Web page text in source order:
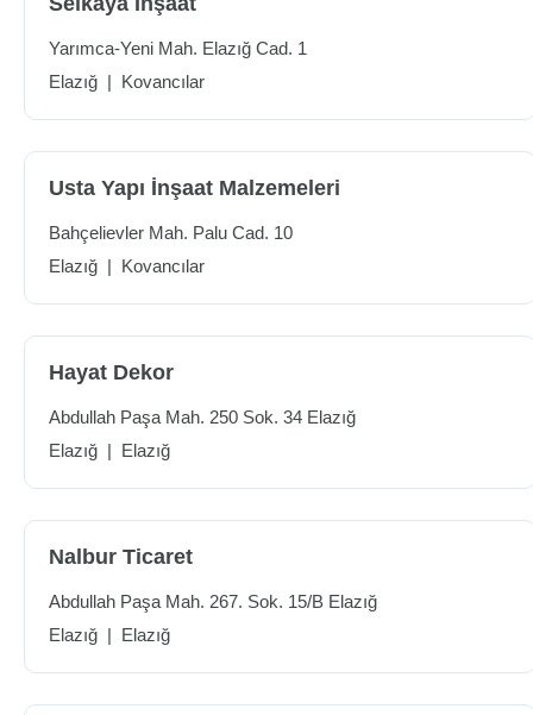
Yarımca-Yeni Mah. Elazığ Cad. 1
Elazığ | Kovancılar
Usta Yapı İnşaat Malzemeleri
Bahçelievler Mah. Palu Cad. 10
Elazığ | Kovancılar
Hayat Dekor
Abdullah Paşa Mah. 250 Sok. 34 Elazığ
Elazığ | Elazığ
Nalbur Ticaret
Abdullah Paşa Mah. 267. Sok. 15/B Elazığ
Elazığ | Elazığ